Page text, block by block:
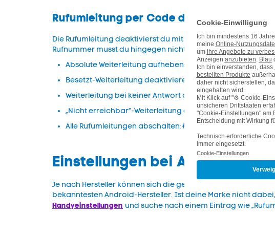
Rufumleitung per Code deaktivieren
Die Rufumleitung deaktivierst du mit anderen Codes. Du
Rufnummer musst du hingegen nicht erneut eintippen.
Absolute Weiterleitung aufheben: #21#
Besetzt-Weiterleitung deaktivieren: #67#
Weiterleitung bei keiner Antwort aufheben: #61#
„Nicht erreichbar“-Weiterleitung deaktivieren: #62#
Alle Rufumleitungen abschalten: ##004#
Einstellungen bei Android-
Je nach Hersteller können sich die genauen Bezeichnungen
bekanntesten Android-Hersteller. Ist deine Marke nicht
Handyeinstellungen und suche nach einem Eintrag wie